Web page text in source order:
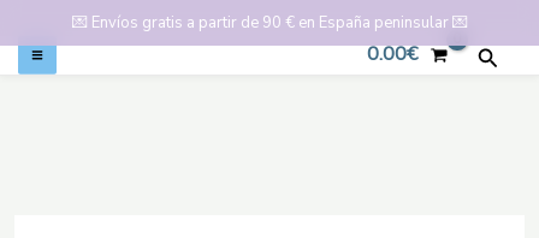
💌 Envíos gratis a partir de 90 € en España peninsular💌
0.00€